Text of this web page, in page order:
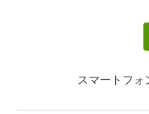
スマートフォ